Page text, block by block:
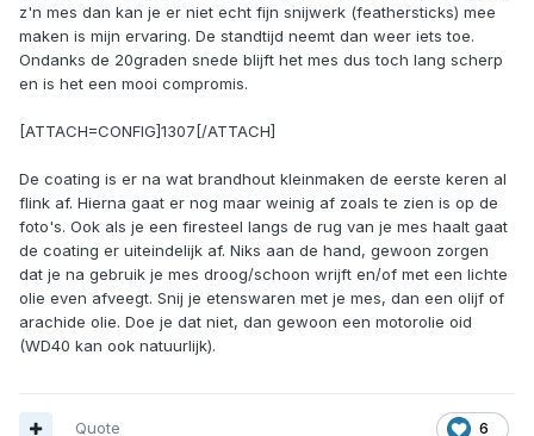
z'n mes dan kan je er niet echt fijn snijwerk (feathersticks) mee
maken is mijn ervaring. De standtijd neemt dan weer iets toe.
Ondanks de 20graden snede blijft het mes dus toch lang scherp
en is het een mooi compromis.
[ATTACH=CONFIG]1307[/ATTACH]
De coating is er na wat brandhout kleinmaken de eerste keren al
flink af. Hierna gaat er nog maar weinig af zoals te zien is op de
foto's. Ook als je een firesteel langs de rug van je mes haalt gaat
de coating er uiteindelijk af. Niks aan de hand, gewoon zorgen
dat je na gebruik je mes droog/schoon wrijft en/of met een lichte
olie even afveegt. Snij je etenswaren met je mes, dan een olijf of
arachide olie. Doe je dat niet, dan gewoon een motorolie oid
(WD40 kan ook natuurlijk).
6
Quote